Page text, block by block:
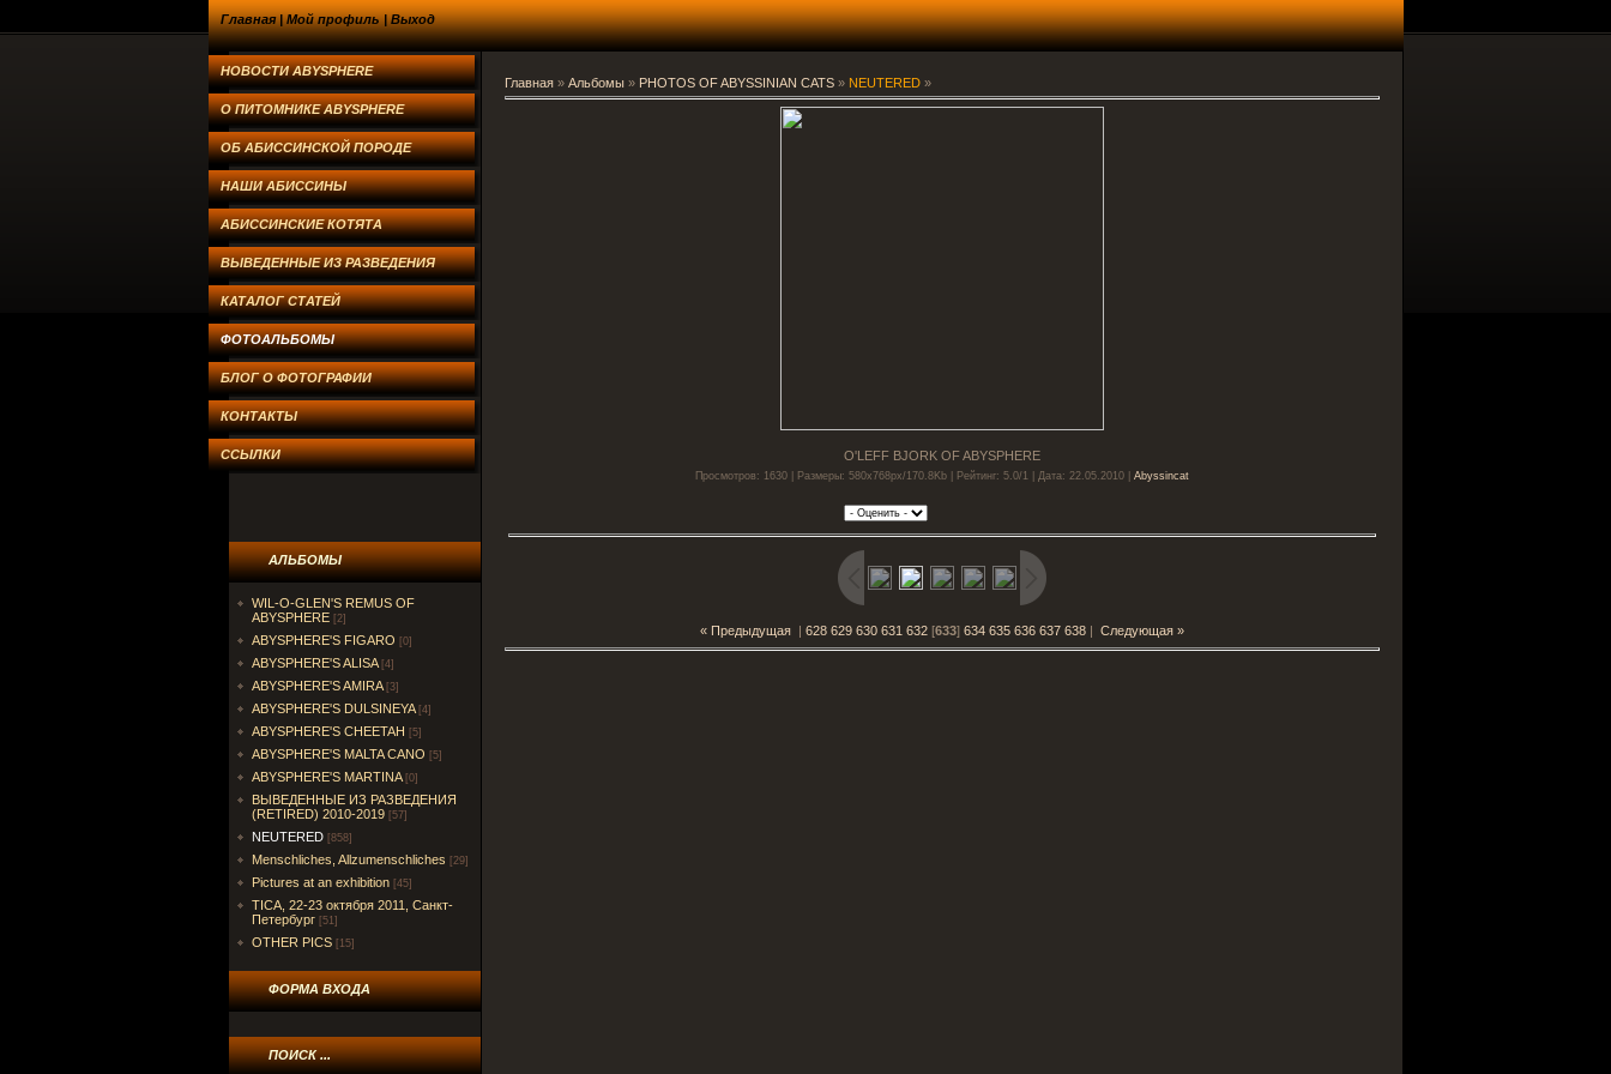
Главная|Мой профиль|Выход
НОВОСТИ ABYSPHERE
О ПИТОМНИКЕ ABYSPHERE
ОБ АБИССИНСКОЙ ПОРОДЕ
НАШИ АБИССИНЫ
АБИССИНСКИЕ КОТЯТА
ВЫВЕДЕННЫЕ ИЗ РАЗВЕДЕНИЯ
КАТАЛОГ СТАТЕЙ
ФОТОАЛЬБОМЫ
БЛОГ О ФОТОГРАФИИ
КОНТАКТЫ
ССЫЛКИ
АЛЬБОМЫ
WIL-O-GLEN'S REMUS OF
ABYSPHERE [2]
ABYSPHERE'S FIGARO [0]
ABYSPHERE'S ALISA [4]
ABYSPHERE'S AMIRA [3]
ABYSPHERE'S DULSINEYA [4]
ABYSPHERE'S CHEETAH [5]
ABYSPHERE'S MALTA CANO [5]
ABYSPHERE'S MARTINA [0]
ВЫВЕДЕННЫЕ ИЗ РАЗВЕДЕНИЯ
(RETIRED) 2010-2019 [57]
NEUTERED [858]
Menschliches, Allzumenschliches [29]
Pictures at an exhibition [45]
TICA, 22-23 октября 2011, Санкт-
Петербург [51]
OTHER PICS [15]
ФОРМА ВХОДА
ПОИСК ...
Главная» Альбомы» PHOTOS OF ABYSSINIAN CATS» NEUTERED»
O'LEFF BJORK OF ABYSPHERE
Просмотров: 1630 | Размеры: 580x768px/170.8Kb | Рейтинг: 5.0/1 | Дата: 22.05.2010 | Abyssincat
« Предыдущая| 628 629 630 631 632[633] 634 635 636 637 638| Следующая »